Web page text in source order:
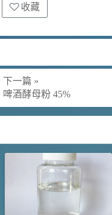
收藏
下一篇 »
啤酒酵母粉 45%